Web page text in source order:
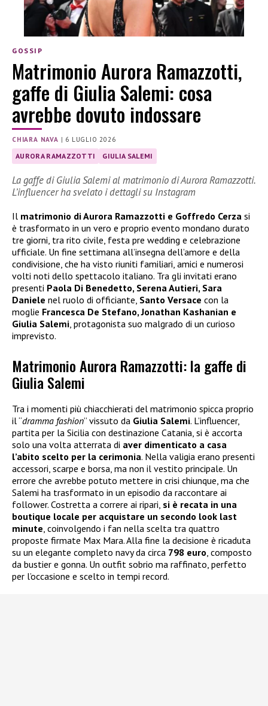
GOSSIP
Matrimonio Aurora Ramazzotti,
gaffe di Giulia Salemi: cosa
avrebbe dovuto indossare
CHIARA NAVA | 6 LUGLIO 2026
AURORA RAMAZZOTTI GIULIA SALEMI
La gaffe di Giulia Salemi al matrimonio di Aurora Ramazzotti.
L’influencer ha svelato i dettagli su Instagram
Il matrimonio di Aurora Ramazzotti e Goffredo Cerza si
è trasformato in un vero e proprio evento mondano durato
tre giorni, tra rito civile, festa pre wedding e celebrazione
ufficiale. Un fine settimana all’insegna dell’amore e della
condivisione, che ha visto riuniti familiari, amici e numerosi
volti noti dello spettacolo italiano. Tra gli invitati erano
presenti Paola Di Benedetto, Serena Autieri, Sara
Daniele nel ruolo di officiante, Santo Versace con la
moglie Francesca De Stefano, Jonathan Kashanian e
Giulia Salemi , protagonista suo malgrado di un curioso
imprevisto.
Matrimonio Aurora Ramazzotti: la gaffe di
Giulia Salemi
Tra i momenti più chiacchierati del matrimonio spicca proprio
il “dramma fashion” vissuto da Giulia Salemi. L’influencer,
partita per la Sicilia con destinazione Catania, si è accorta
solo una volta atterrata di aver dimenticato a casa
l’abito scelto per la cerimonia. Nella valigia erano presenti
accessori, scarpe e borsa, ma non il vestito principale. Un
errore che avrebbe potuto mettere in crisi chiunque, ma che
Salemi ha trasformato in un episodio da raccontare ai
follower. Costretta a correre ai ripari, si è recata in una
boutique locale per acquistare un secondo look last
minute, coinvolgendo i fan nella scelta tra quattro
proposte firmate Max Mara. Alla fine la decisione è ricaduta
su un elegante completo navy da circa 798 euro, composto
da bustier e gonna. Un outfit sobrio ma raffinato, perfetto
per l’occasione e scelto in tempi record.